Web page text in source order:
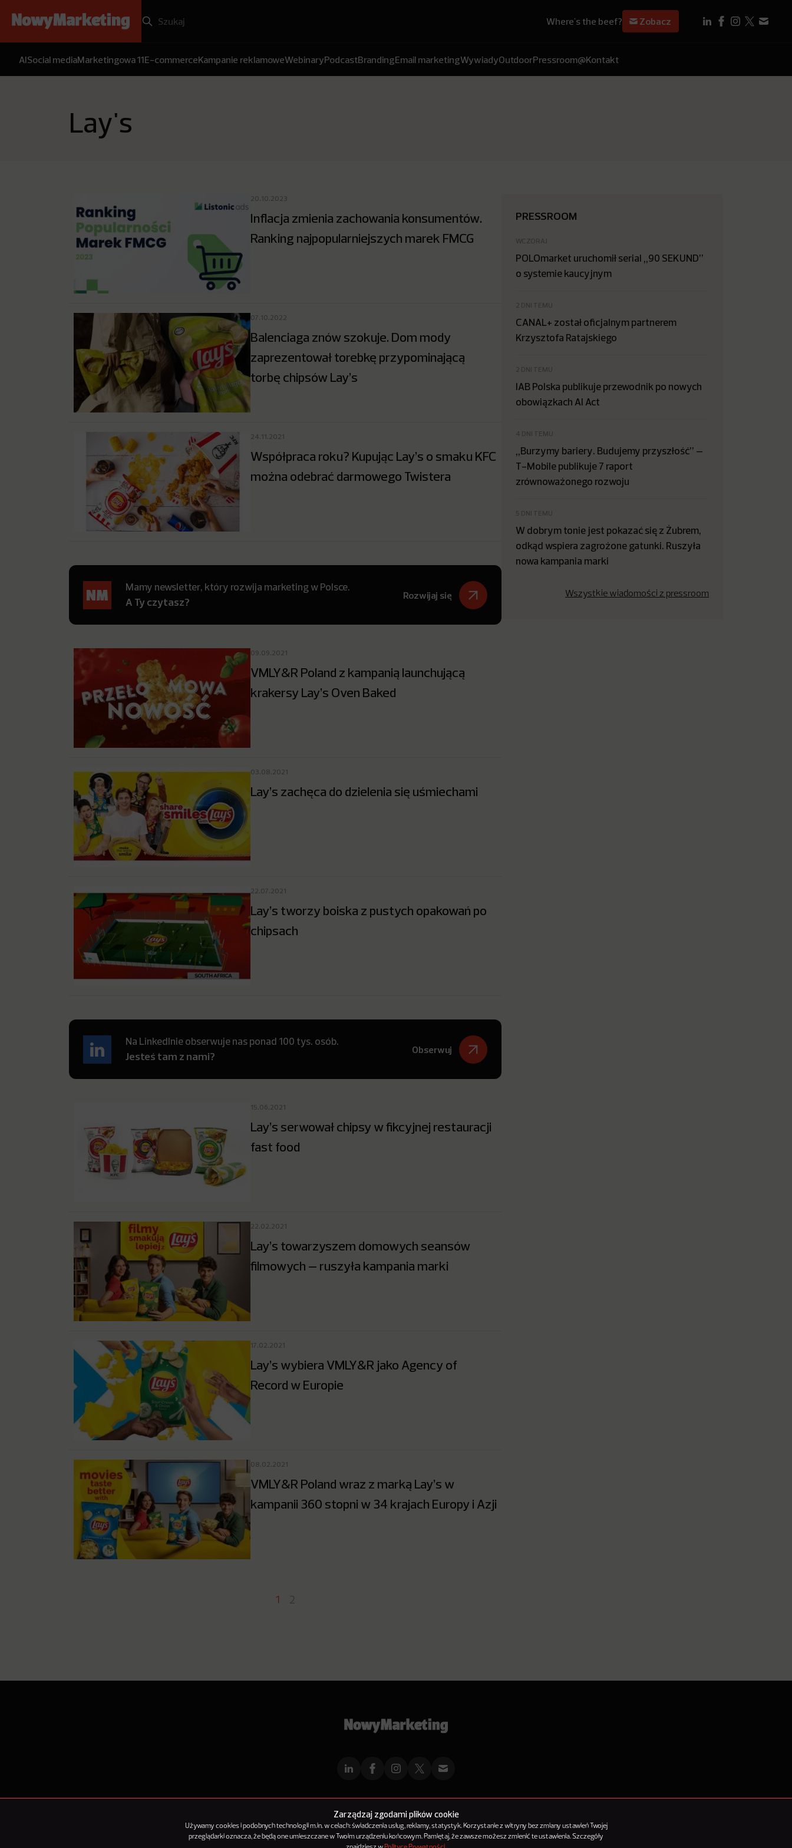
Zarządzaj zgodami plików cookie
Używamy cookies i podobnych technologii m.in. w celach: świadczenia usług, reklamy, statystyk. Korzystanie z witryny bez zmiany ustawień Twojej
przeglądarki oznacza, że będą one umieszczane w Twoim urządzeniu końcowym. Pamiętaj, że zawsze możesz zmienić te ustawienia. Szczegóły
Where's the beef? Zobacz
AISocial mediaMarketingowa 11E-commerceKampanie reklamoweWebinaryPodcastBrandingEmail marketingWywiadyOutdoorPressroom@Kontakt
Lay's
20.10.2023
Inflacja zmienia zachowania konsumentów.
Ranking najpopularniejszych marek FMCG
07.10.2022
Balenciaga znów szokuje. Dom mody
zaprezentował torebkę przypominającą
torbę chipsów Lay’s
24.11.2021
Współpraca roku? Kupując Lay’s o smaku KFC
można odebrać darmowego Twistera
Mamy newsletter, który rozwija marketing w Polsce.
A Ty czytasz?
Rozwijaj się
09.09.2021
VMLY&R Poland z kampanią launchującą
krakersy Lay’s Oven Baked
03.08.2021
Lay’s zachęca do dzielenia się uśmiechami
22.07.2021
Lay’s tworzy boiska z pustych opakowań po
chipsach
Na LinkedInie obserwuje nas ponad 100 tys. osób.
Jesteś tam z nami?
Obserwuj
15.06.2021
Lay’s serwował chipsy w fikcyjnej restauracji
fast food
22.02.2021
Lay’s towarzyszem domowych seansów
filmowych – ruszyła kampania marki
17.02.2021
Lay’s wybiera VMLY&R jako Agency of
Record w Europie
08.02.2021
VMLY&R Poland wraz z marką Lay’s w
kampanii 360 stopni w 34 krajach Europy i Azji
1 2
PRESSROOM
WCZORAJ
POLOmarket uruchomił serial „90 SEKUND”
o systemie kaucyjnym
2 DNI TEMU
CANAL+ został oficjalnym partnerem
Krzysztofa Ratajskiego
2 DNI TEMU
IAB Polska publikuje przewodnik po nowych
obowiązkach AI Act
4 DNI TEMU
„Burzymy bariery. Budujemy przyszłość” –
T-Mobile publikuje 7 raport
zrównoważonego rozwoju
5 DNI TEMU
W dobrym tonie jest pokazać się z Żubrem,
odkąd wspiera zagrożone gatunki. Ruszyła
nowa kampania marki
Wszystkie wiadomości z pressroom
ReklamaKontaktPolityka PrywatnościKanał RSS